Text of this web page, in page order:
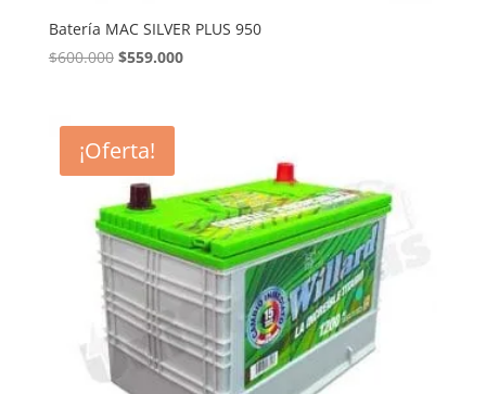
Batería MAC SILVER PLUS 950
$600.000 El
era:
$600.000.
$559.000El
¡Oferta!